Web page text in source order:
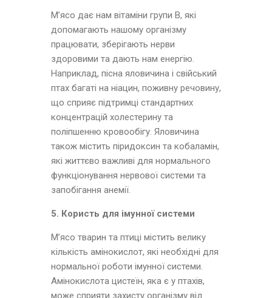
М’ясо дає нам вітаміни групи В, які
допомагають нашому організму
працювати, зберігають нерви
здоровими та дають нам енергію.
Наприклад, пісна яловичина і свійський
птах багаті на ніацин, поживну речовину,
що сприяє підтримці стандартних
концентрацій холестерину та
поліпшенню кровообігу. Яловичина
також містить піридоксин та кобаламін,
які життєво важливі для нормального
функціонування нервової системи та
запобігання анемії.
5. Користь для імунної системи
М’ясо тварин та птиці містить велику
кількість амінокислот, які необхідні для
нормальної роботи імунної системи.
Амінокислота цистеїн, яка є у птахів,
може сприяти захисту організму від